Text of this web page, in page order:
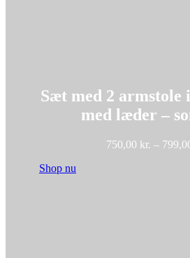
Sæt med 2 armstole
med læder –
750,00 kr. –
Shop nu